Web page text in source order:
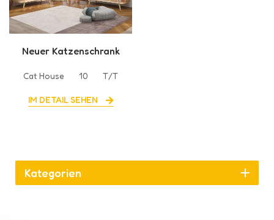
Neuer Katzenschrank
Innenbereich
Cat House 10 T/T
IM DETAIL SEHEN
Kategorien